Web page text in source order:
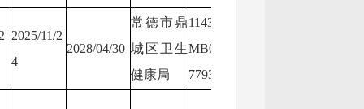
2025/11/2
4
2028/04/30
常德市鼎
城区卫生
健康局
11430703
MB0N88
7793